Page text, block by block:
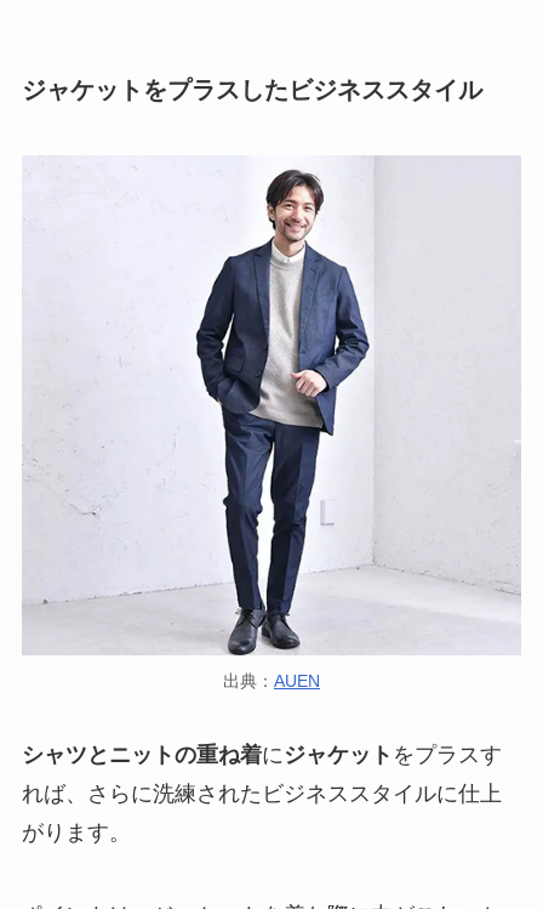
ジャケットをプラスしたビジネススタイル
出典： AUEN
シャツとニットの重ね着にジャケット をプラスす
れば、さらに洗練されたビジネススタイルに仕上
がります。